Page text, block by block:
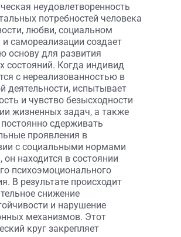
неудовлетворенность
потребностей человека
любви, социальном
и самореализации создает
основу для развития
состояний. Когда индивид
с нереализованностью в
деятельности, испытывает
и чувство безысходности
жизненных задач, а также
сдерживать
проявления в
с социальными нормами
он находится в состоянии
психоэмоционального
В результате происходит
снижение
и нарушение
механизмов. Этот
круг закрепляет